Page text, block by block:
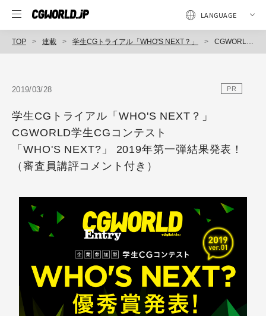
TOP 連載 学生CGトライアル「WHO'S NEXT？」 CGWORLD学生CGコンテスト「WHO'S NEXT?」 2019年第一弾結果発表！（審査員講評コメント付き）
2019/03/28 PR
学生CGトライアル「WHO'S NEXT？」
CGWORLD学生CGコンテスト
「WHO'S NEXT?」 2019年第一弾結果発表！
（審査員講評コメント付き）